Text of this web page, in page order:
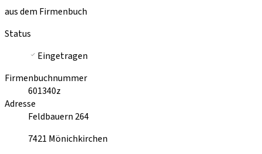
aus dem Firmenbuch
Status
Eingetragen
Firmenbuchnummer
601340z
Adresse
Feldbauern 264
7421 Mönichkirchen